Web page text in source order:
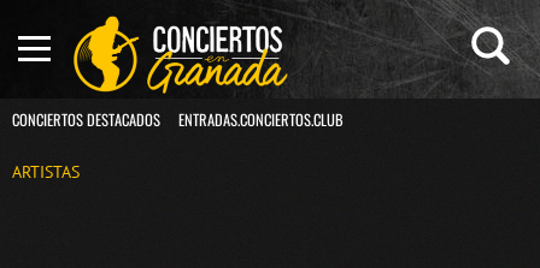
CONCIERTOS DESTACADOS ENTRADAS.CONCIERTOS.CLUB
ARTISTAS